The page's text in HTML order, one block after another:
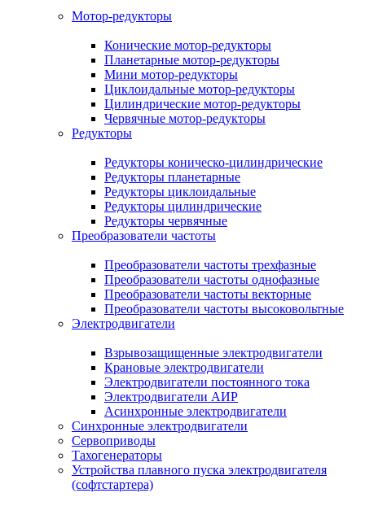
Мотор-редукторы
Конические мотор-редукторы
Планетарные мотор-редукторы
Мини мотор-редукторы
Циклоидальные мотор-редукторы
Цилиндрические мотор-редукторы
Червячные мотор-редукторы
Редукторы
Редукторы коническо-цилиндрические
Редукторы планетарные
Редукторы циклоидальные
Редукторы цилиндрические
Редукторы червячные
Преобразователи частоты
Преобразователи частоты трехфазные
Преобразователи частоты однофазные
Преобразователи частоты векторные
Преобразователи частоты высоковольтные
Электродвигатели
Взрывозащищенные электродвигатели
Крановые электродвигатели
Электродвигатели постоянного тока
Электродвигатели АИР
Асинхронные электродвигатели
Синхронные электродвигатели
Сервоприводы
Тахогенераторы
Устройства плавного пуска электродвигателя
(софтстартера)